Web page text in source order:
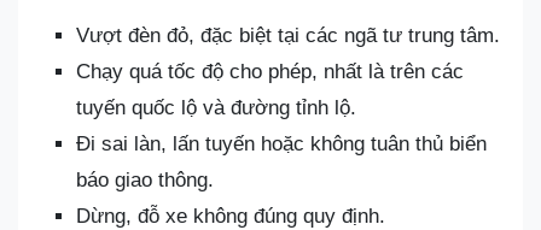
Vượt đèn đỏ, đặc biệt tại các ngã tư trung tâm.
Chạy quá tốc độ cho phép, nhất là trên các
tuyến quốc lộ và đường tỉnh lộ.
Đi sai làn, lấn tuyến hoặc không tuân thủ biển
báo giao thông.
Dừng, đỗ xe không đúng quy định.